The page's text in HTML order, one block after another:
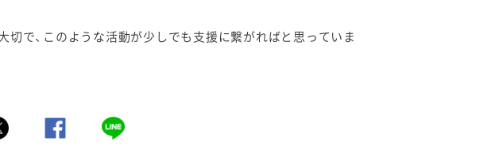
で、このような活動が少しでも支援に繋がればと思っていま